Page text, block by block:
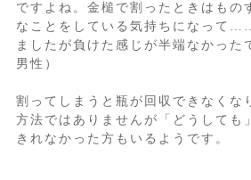
ですよね。金槌で割ったときはもの
なことをしている気持ちになって
ましたが負けた感じが半端なかった
男性）
割ってしまうと瓶が回収できなくな
方法ではありませんが「どうしても
きれなかった方もいるようです。